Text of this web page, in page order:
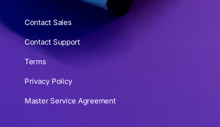
Contact Sales
Contact Support
Terms
Privacy Policy
Master Service Agreement